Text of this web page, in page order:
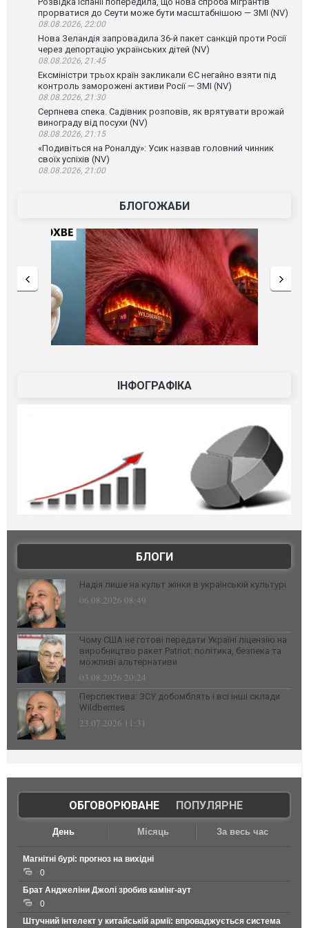
прорватися до Сеути може бути масштабнішою — ЗМІ (NV)
08.08.2026, 22:00
Нова Зеландія запровадила 36-й пакет санкцій проти Росії
через депортацію українських дітей (NV)
08.08.2026, 21:45
Ексміністри трьох країн закликали ЄС негайно взяти під
контроль заморожені активи Росії — ЗМІ (NV)
08.08.2026, 21:30
Серпнева спека. Садівник розповів, як врятувати врожай
винограду від посухи (NV)
08.08.2026, 21:15
«Подивіться на Роналду»: Усик назвав головний чинник
своїх успіхів (NV)
08.08.2026, 21:00
БЛОГОЖАБИ
ІНФОГРАФІКА
БЛОГИ
Надія лише на культ жінки в українській культурі
06.08.2026 08:49
Чому США не готові передати Україні ліцензію на
виробництво ракет Patriot: політика, безпека та
можливі альтернативи
03.08.2026 20:24
Перспектива: ЗСУ добомблять і всі інші склади
Wildberries
23.07.2026 11:31
ОБГОВОРЮВАНЕ| ПОПУЛЯРНЕ
День Місяць За весь час
Магнітні бурі: прогноз на вихідні
0
Брат Анджеліни Джолі зробив камінг-аут
0
Штучний інтелект у китайській армії: впроваджується система